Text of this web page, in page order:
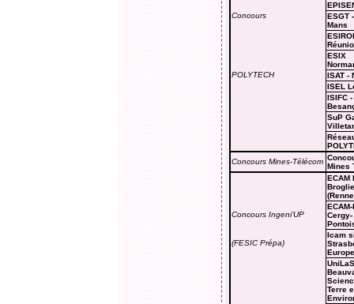
Concours
ESGT -
Mans
ESIX
POLYTECH
ISAT -
ISEL
ISIFC -
SuP
Concours Mines-Télécom
Mines
ECAM
Broglie
Concours Ingeni’UP
ECAM-
Cergy-
(FESIC Prépa)
Icam
Europe
Terre